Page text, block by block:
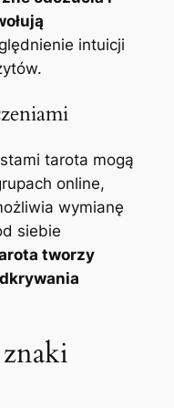
intuicji
tarota mogą
online,
wymianę
siebie
tworzy